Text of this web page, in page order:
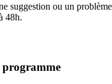
suggestion ou un
48h.
programme